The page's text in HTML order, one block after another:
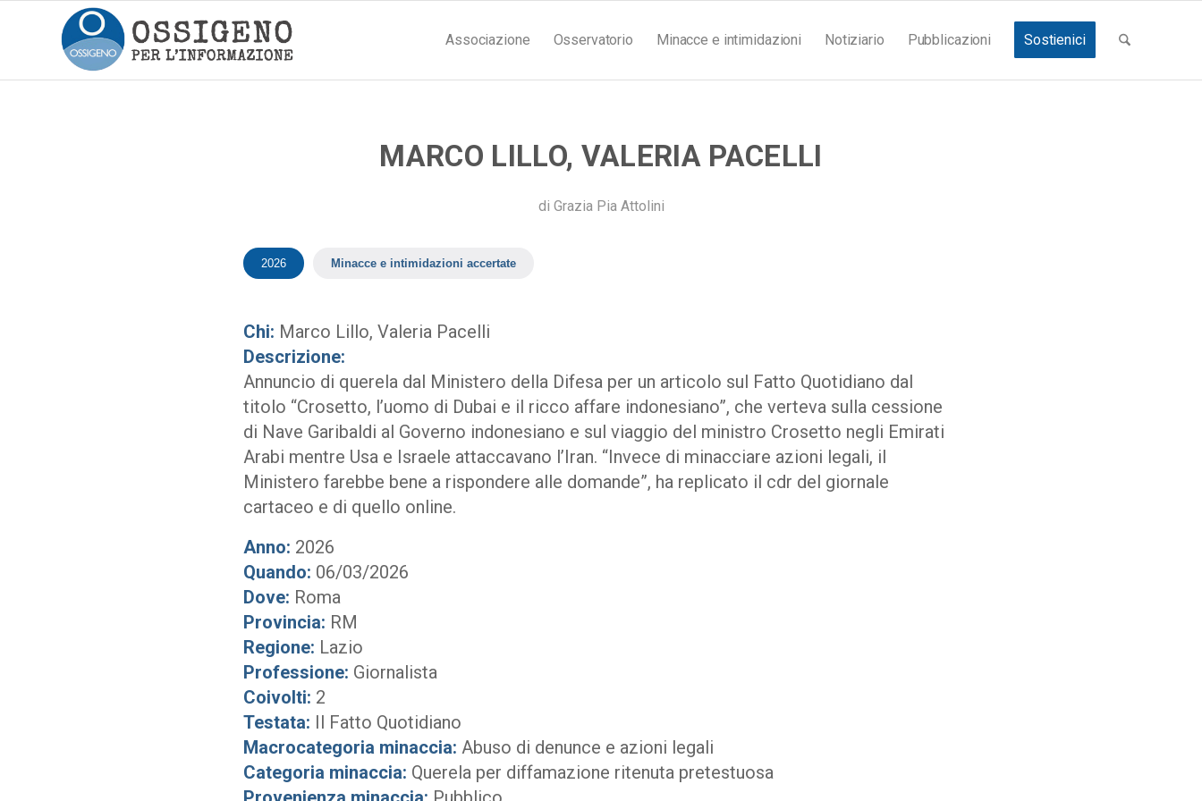
Associazione Osservatorio Minacce e intimidazioni Notiziario Pubblicazioni Sostienici
MARCO LILLO, VALERIA PACELLI
di Grazia Pia Attolini
2026 Minacce e intimidazioni accertate
Chi: Marco Lillo, Valeria Pacelli
Descrizione:
Annuncio di querela dal Ministero della Difesa per un articolo sul Fatto Quotidiano dal
titolo “Crosetto, l’uomo di Dubai e il ricco affare indonesiano”, che verteva sulla cessione
di Nave Garibaldi al Governo indonesiano e sul viaggio del ministro Crosetto negli Emirati
Arabi mentre Usa e Israele attaccavano l’Iran. “Invece di minacciare azioni legali, il
Ministero farebbe bene a rispondere alle domande”, ha replicato il cdr del giornale
cartaceo e di quello online.
Anno: 2026
Quando: 06/03/2026
Dove: Roma
Provincia: RM
Regione: Lazio
Professione: Giornalista
Coivolti: 2
Testata: Il Fatto Quotidiano
Macrocategoria minaccia: Abuso di denunce e azioni legali
Categoria minaccia: Querela per diffamazione ritenuta pretestuosa